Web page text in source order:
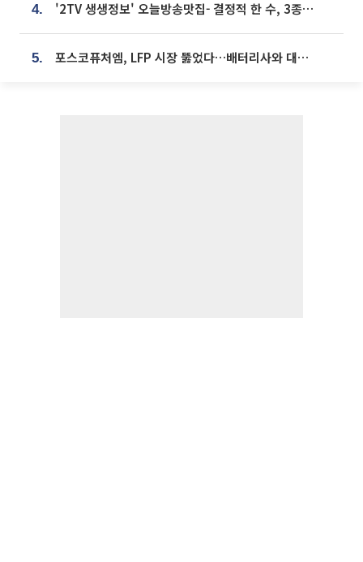
4. '2TV 생생정보' 오늘방송맛집- 결정적 한 수, 3종 메밀면! 메밀 소바 맛집 '의○○○○'
5. 포스코퓨처엠, LFP 시장 뚫었다…배터리사와 대규모 장기 공급 합의